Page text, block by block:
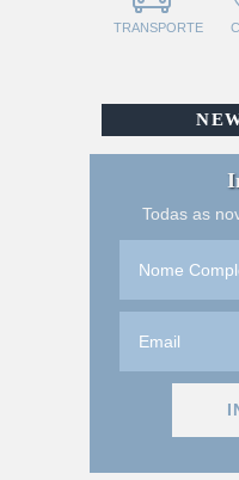
TRANSPORTE
Todas as